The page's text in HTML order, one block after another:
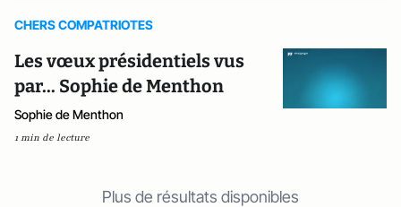
CHERS COMPATRIOTES
Les vœux présidentiels vus
par... Sophie de Menthon
Sophie de Menthon
1 min de lecture
Plus de résultats disponibles